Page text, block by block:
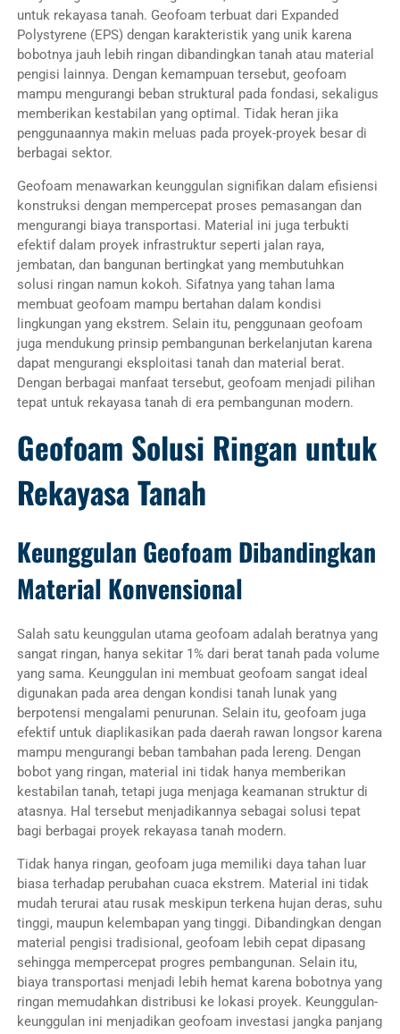
untuk rekayasa tanah. Geofoam terbuat dari Expanded
Polystyrene (EPS) dengan karakteristik yang unik karena
bobotnya jauh lebih ringan dibandingkan tanah atau material
pengisi lainnya. Dengan kemampuan tersebut, geofoam
mampu mengurangi beban struktural pada fondasi, sekaligus
memberikan kestabilan yang optimal. Tidak heran jika
penggunaannya makin meluas pada proyek-proyek besar di
berbagai sektor.
Geofoam menawarkan keunggulan signifikan dalam efisiensi
konstruksi dengan mempercepat proses pemasangan dan
mengurangi biaya transportasi. Material ini juga terbukti
efektif dalam proyek infrastruktur seperti jalan raya,
jembatan, dan bangunan bertingkat yang membutuhkan
solusi ringan namun kokoh. Sifatnya yang tahan lama
membuat geofoam mampu bertahan dalam kondisi
lingkungan yang ekstrem. Selain itu, penggunaan geofoam
juga mendukung prinsip pembangunan berkelanjutan karena
dapat mengurangi eksploitasi tanah dan material berat.
Dengan berbagai manfaat tersebut, geofoam menjadi pilihan
tepat untuk rekayasa tanah di era pembangunan modern.
Geofoam Solusi Ringan untuk
Rekayasa Tanah
Keunggulan Geofoam Dibandingkan
Material Konvensional
Salah satu keunggulan utama geofoam adalah beratnya yang
sangat ringan, hanya sekitar 1% dari berat tanah pada volume
yang sama. Keunggulan ini membuat geofoam sangat ideal
digunakan pada area dengan kondisi tanah lunak yang
berpotensi mengalami penurunan. Selain itu, geofoam juga
efektif untuk diaplikasikan pada daerah rawan longsor karena
mampu mengurangi beban tambahan pada lereng. Dengan
bobot yang ringan, material ini tidak hanya memberikan
kestabilan tanah, tetapi juga menjaga keamanan struktur di
atasnya. Hal tersebut menjadikannya sebagai solusi tepat
bagi berbagai proyek rekayasa tanah modern.
Tidak hanya ringan, geofoam juga memiliki daya tahan luar
biasa terhadap perubahan cuaca ekstrem. Material ini tidak
mudah terurai atau rusak meskipun terkena hujan deras, suhu
tinggi, maupun kelembapan yang tinggi. Dibandingkan dengan
material pengisi tradisional, geofoam lebih cepat dipasang
sehingga mempercepat progres pembangunan. Selain itu,
biaya transportasi menjadi lebih hemat karena bobotnya yang
ringan memudahkan distribusi ke lokasi proyek. Keunggulan-
keunggulan ini menjadikan geofoam investasi jangka panjang